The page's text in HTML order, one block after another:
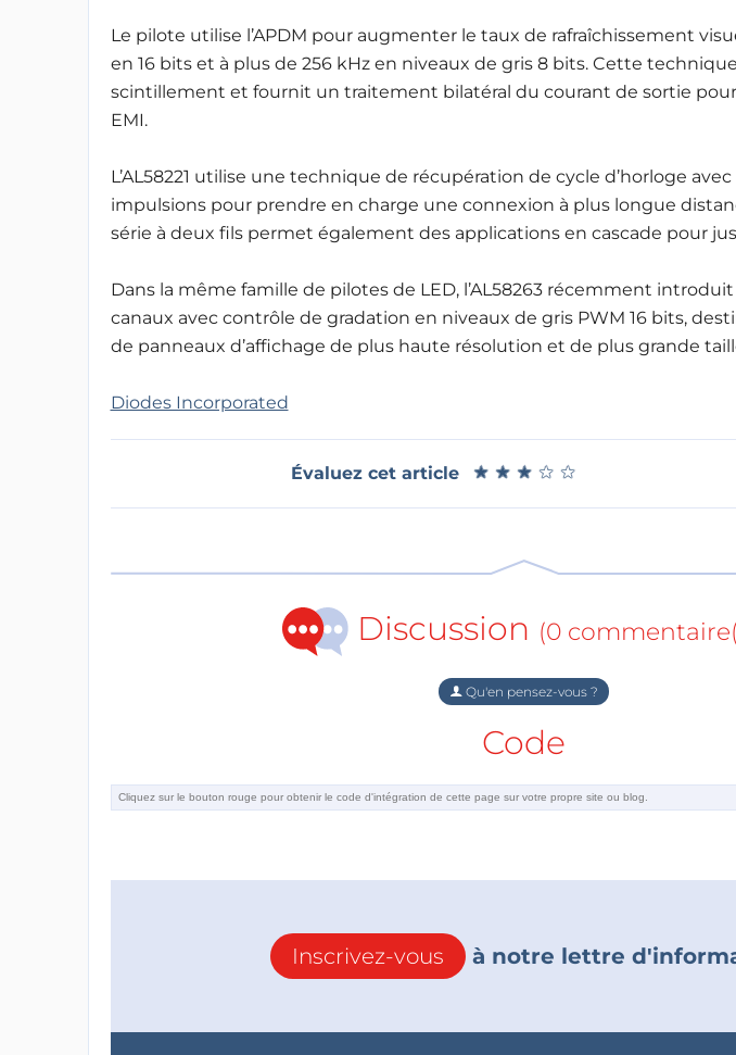
Le pilote utilise l’APDM pour augmenter le taux de rafraîchissement
en 16 bits et à plus de 256 kHz en niveaux de gris 8 bits. Cette
scintillement et fournit un traitement bilatéral du courant de sortie
EMI.
L’AL58221 utilise une technique de récupération de cycle d’horloge
impulsions pour prendre en charge une connexion à plus longue
série à deux fils permet également des applications en cascade pour
Dans la même famille de pilotes de LED, l’AL58263 récemment
canaux avec contrôle de gradation en niveaux de gris PWM 16 bits,
de panneaux d’affichage de plus haute résolution et de plus grande
Diodes Incorporated
Évaluez cet article ★ ★ ★ ★ ★
★ ★ ★ ★ ★
Discussion (0
Qu'en pensez-vous ?
Code
Inscrivez-vous à notre lettre